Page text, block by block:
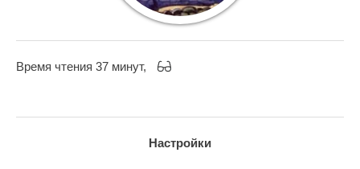
Время чтения 37 минут,
Настройки